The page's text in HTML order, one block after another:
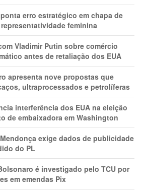
erro estratégico em chapa de
feminina
Vladimir Putin sobre comércio
antes de retaliação dos EUA
apresenta nove propostas que
ultraprocessados e petrolíferas
interferência dos EUA na eleição
de embaixadora em Washington
exige dados de publicidade
do PL
é investigado pelo TCU por
em emendas Pix